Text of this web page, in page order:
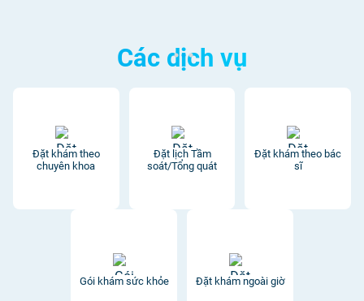
Các dịch vụ
Đặt khám theo
chuyên khoa
Đặt lịch Tầm
soát/Tổng quát
Đặt khám theo bác
sĩ
Gói khám sức khỏe Đặt khám ngoài giờ